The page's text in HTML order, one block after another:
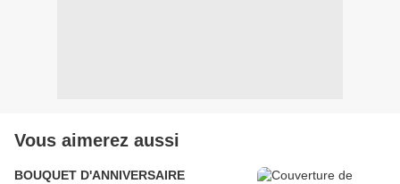
Vous aimerez aussi
BOUQUET D'ANNIVERSAIRE